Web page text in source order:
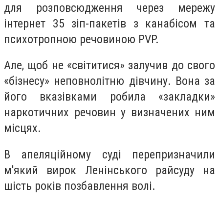
для розповсюдження через мережу
інтернет 35 зіп-пакетів з канабісом та
психотропною речовиною PVP.
Але, щоб не «світитися» залучив до свого
«бізнесу» неповнолітню дівчину. Вона за
його вказівками робила «закладки»
наркотичних речовин у визначених ним
місцях.
В апеляційному суді перепризначили
м'який вирок Ленінського райсуду на
шість років позбавлення волі.